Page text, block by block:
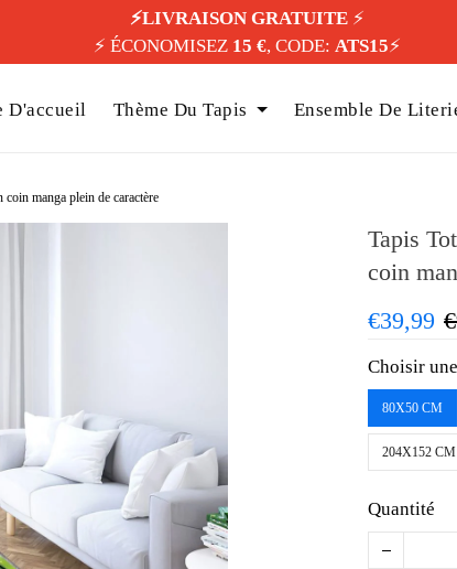
⚡️LIVRAISON GRATUITE⚡️
⚡️ ÉCONOMISEZ 15 €, CODE: ATS15⚡️
D'accueil Thème Du Tapis Ensemble De
manga plein de caractère
Tapis
coin
€39,99
Choisir
80X50 CM
204X152 CM
Quantité